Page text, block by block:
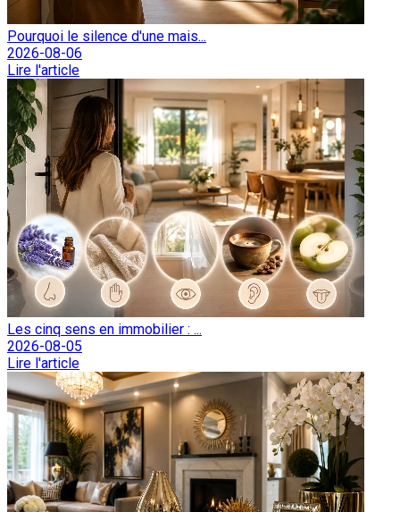
Pourquoi le silence d'une mais...
2026-08-06
Lire l'article
Les cinq sens en immobilier : ...
2026-08-05
Lire l'article